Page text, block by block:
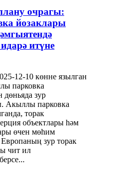
очрагы:
йозаклары
итүне
12-10 көнне язылган
парковка
дөньяда зур
Акыллы парковка
торак
объектлары һәм
өчен мөһим
Европаның зур торак
чит ил